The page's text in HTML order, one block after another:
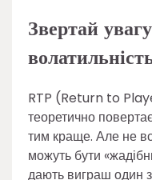
Звертай
RTP (Return to
теоретично
тим краще. Але не
можуть бути
дають виграш один